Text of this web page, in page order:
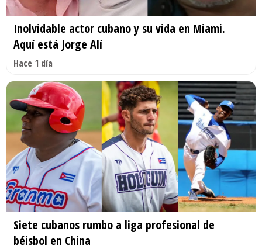
Inolvidable actor cubano y su vida en Miami.
Aquí está Jorge Alí
Hace 1 día
Siete cubanos rumbo a liga profesional de
béisbol en China